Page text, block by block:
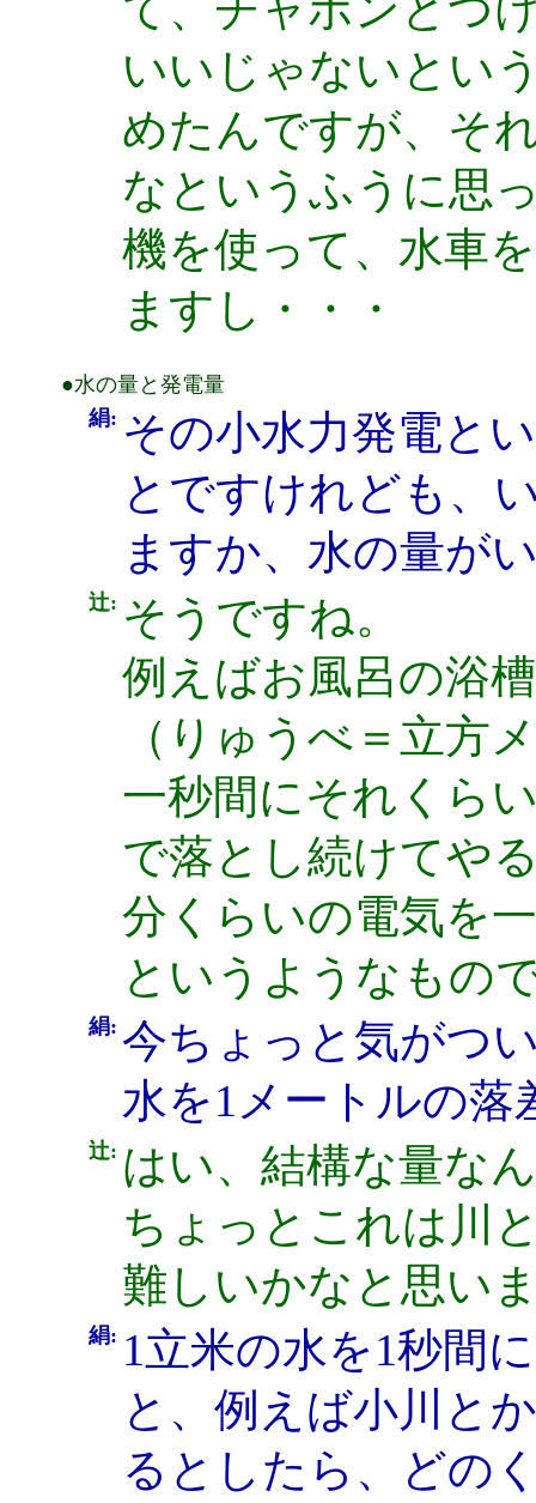
いいじゃないとい
めたんですが、そ
なというふうに思
機を使って、水車
ますし・・・
●水の量と発電量
絹: その小水力発電と
とですけれども、
ますか、水の量が
辻: そうですね。
例えばお風呂の浴
（りゅうべ＝立方
一秒間にそれくら
で落とし続けてや
分くらいの電気を
というようなもの
絹: 今ちょっと気がつ
水を1メートルの落
辻: はい、結構な量な
ちょっとこれは川
難しいかなと思い
絹: 1立米の水を1秒間
と、例えば小川と
るとしたら、どの